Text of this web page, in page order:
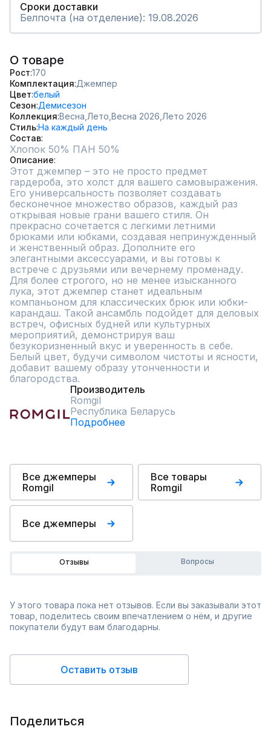
Сроки доставки
Белпочта (на отделение): 19.08.2026
О товаре
Рост 170
Комплектация Джемпер
Цвет белый
Сезон Демисезон
Коллекция Весна, Лето, Весна 2026, Лето 2026
СтильНа каждый день
Состав
Описание
Этот джемпер – это не просто предмет
гардероба, это холст для вашего самовыражения.
Его универсальность позволяет создавать
бесконечное множество образов, каждый раз
открывая новые грани вашего стиля. Он
прекрасно сочетается с легкими летними
брюками или юбками, создавая непринужденный
и женственный образ. Дополните его
элегантными аксессуарами, и вы готовы к
встрече с друзьями или вечернему променаду.
Для более строгого, но не менее изысканного
лука, этот джемпер станет идеальным
компаньоном для классических брюк или юбки-
карандаш. Такой ансамбль подойдет для деловых
встреч, офисных будней или культурных
мероприятий, демонстрируя ваш
безукоризненный вкус и уверенность в себе.
Белый цвет, будучи символом чистоты и ясности,
добавит вашему образу утонченности и
благородства.
Производитель
Romgil
Республика Беларусь
Подробнее
Все джемперы
Romgil
Все товары
Romgil
Все джемперы
Отзывы Вопросы
У этого товара пока нет отзывов. Если вы заказывали этот
товар, поделитесь своим впечатлением о нём, и другие
покупатели будут вам благодарны.
Оставить отзыв
Поделиться